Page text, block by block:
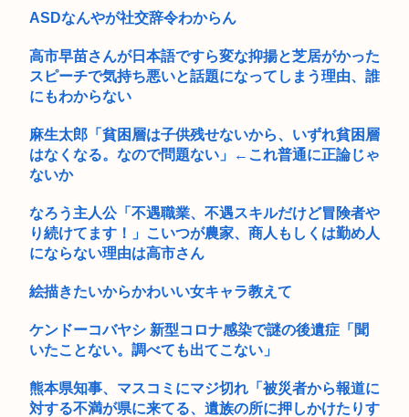
早稲田大生、複数名がゴールドカードのポイント詐欺で無銭飲
『ライザのアトリエ3』ウェディングドレス姿のライザがフィ
ギュア化...
ろ
(っ´ω`c)幻想水滸伝STAR LEAPがついに明日、配信され...
【週販】Switch2『30,606台』PS5『10,107台』...
(´;ω;`)お仕事終わったよ
全国の女子高生、お前らに苦言www
ASDなんやが社交辞令わからん
高市早苗さんが日本語ですら変な抑揚と芝居がかった
スピーチで気持ち悪いと話題になってしまう理由、誰
にもわからない
麻生太郎「貧困層は子供残せないから、いずれ貧困層
はなくなる。なので問題ない」←これ普通に正論じゃ
ないか
なろう主人公「不遇職業、不遇スキルだけど冒険者や
り続けてます！」こいつが農家、商人もしくは勤め人
にならない理由は高市さん
絵描きたいからかわいい女キャラ教えて
ケンドーコバヤシ 新型コロナ感染で謎の後遺症「聞
いたことない。調べても出てこない」
熊本県知事、マスコミにマジ切れ「被災者から報道に
対する不満が県に来てる、遺族の所に押しかけたりす